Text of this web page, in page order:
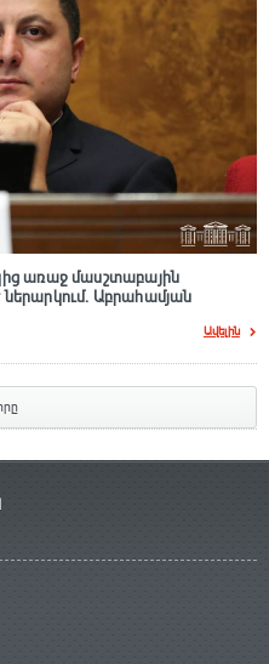
առաջ մասշտաբային
Աբրահամյան
Ավելին